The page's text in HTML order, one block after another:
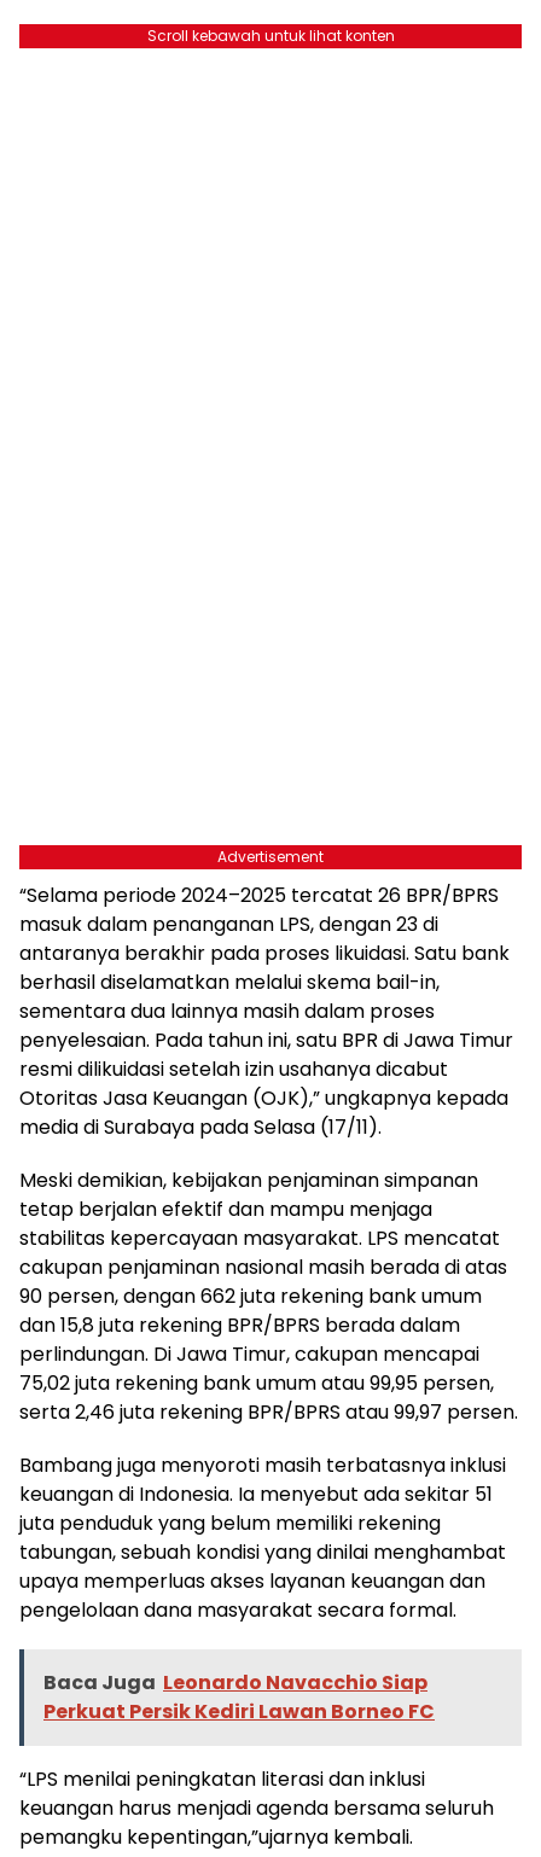
Scroll kebawah untuk lihat konten
Advertisement
“Selama periode 2024–2025 tercatat 26 BPR/BPRS
masuk dalam penanganan LPS, dengan 23 di
antaranya berakhir pada proses likuidasi. Satu bank
berhasil diselamatkan melalui skema bail-in,
sementara dua lainnya masih dalam proses
penyelesaian. Pada tahun ini, satu BPR di Jawa Timur
resmi dilikuidasi setelah izin usahanya dicabut
Otoritas Jasa Keuangan (OJK),” ungkapnya kepada
media di Surabaya pada Selasa (17/11).
Meski demikian, kebijakan penjaminan simpanan
tetap berjalan efektif dan mampu menjaga
stabilitas kepercayaan masyarakat. LPS mencatat
cakupan penjaminan nasional masih berada di atas
90 persen, dengan 662 juta rekening bank umum
dan 15,8 juta rekening BPR/BPRS berada dalam
perlindungan. Di Jawa Timur, cakupan mencapai
75,02 juta rekening bank umum atau 99,95 persen,
serta 2,46 juta rekening BPR/BPRS atau 99,97 persen.
Bambang juga menyoroti masih terbatasnya inklusi
keuangan di Indonesia. Ia menyebut ada sekitar 51
juta penduduk yang belum memiliki rekening
tabungan, sebuah kondisi yang dinilai menghambat
upaya memperluas akses layanan keuangan dan
pengelolaan dana masyarakat secara formal.
Baca Juga Leonardo Navacchio Siap
Perkuat Persik Kediri Lawan Borneo FC
“LPS menilai peningkatan literasi dan inklusi
keuangan harus menjadi agenda bersama seluruh
pemangku kepentingan,”ujarnya kembali.